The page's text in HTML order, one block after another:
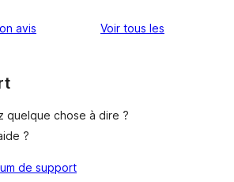
avis Voir tous les
quelque chose à dire ?
?
de support